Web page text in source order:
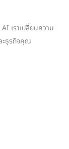
เราเปลี่ยนความ
ะธุรกิจคุณ